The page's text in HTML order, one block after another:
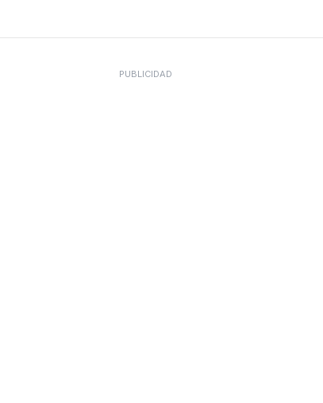
PUBLICIDAD